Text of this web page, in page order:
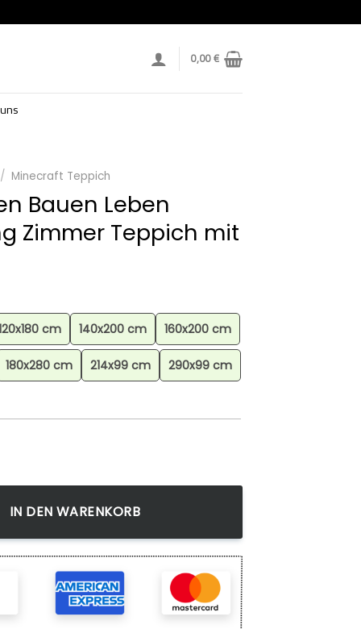
0,00€
/ Minecraft Teppich
Bauen Leben
Zimmer Teppich mit
cm 140x200 cm 160x200 cm
180x280 cm 214x99 cm 290x99 cm
Teppich, Gaming Zimmer Teppich mit Pixel Muster Menge
IN DEN WARENKORB